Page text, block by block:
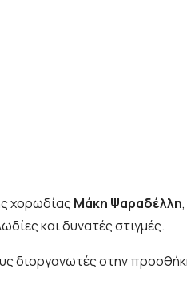
χορωδίας Μάκη Ψαραδέλλη
και δυνατές στιγμές.
διοργανωτές στην